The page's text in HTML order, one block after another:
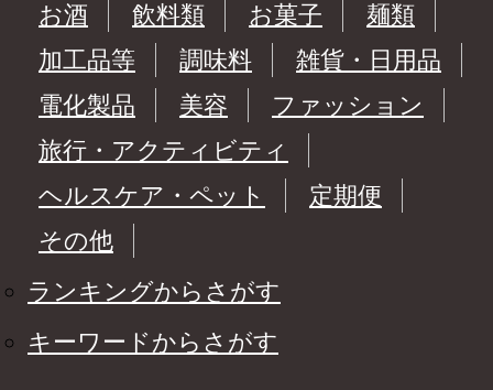
お酒
飲料類 お菓子
麺類
加工品等
調味料
雑貨・日用品
電化製品
美容
ファッション
旅行・アクティビティ
ヘルスケア・ペット
定期便
その他
ランキングからさがす
キーワードからさがす